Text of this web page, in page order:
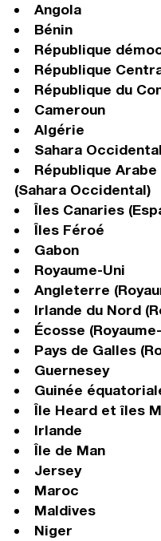
Angola
Bénin
République
République
République du
Cameroun
Algérie
Sahara Occidental
République
(Sahara Occidental)
Îles Canaries
Îles Féroé
Gabon
Royaume-Uni
Angleterre
Irlande du Nord
Écosse
Pays de Galles
Guernesey
Guinée
Île Heard et îles
Irlande
Île de Man
Jersey
Maroc
Maldives
Niger